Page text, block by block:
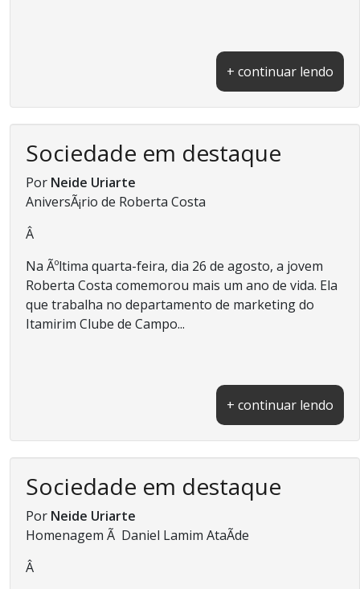
+ continuar lendo
Sociedade em destaque
Por Neide Uriarte
AniversÃ¡rio de Roberta Costa
Â
Na Ãºltima quarta-feira, dia 26 de agosto, a jovem
Roberta Costa comemorou mais um ano de vida. Ela
que trabalha no departamento de marketing do
Itamirim Clube de Campo...
+ continuar lendo
Sociedade em destaque
Por Neide Uriarte
Homenagem Ã Daniel Lamim AtaÃ­de
Â